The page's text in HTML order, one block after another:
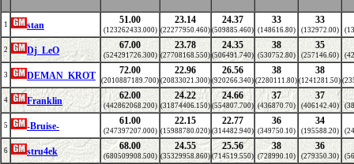
1 stan 51.00
(123262433.000)
23.14
(22277950.460)
24.37
(509885.460)
33
(148616.80)
33
(132972.00)
2 Dj_LeO 67.00
(524291726.300)
23.78
(27708168.550)
24.35
(506491.740)
38
(530752.80)
35
(257146.60)
3 DEMAN_KROT 72.00
(2010887189.700)
22.96
(20833021.300)
26.56
(920266.340)
38
(2280111.80)
38
(1241281.50)
4 Franklin 62.00
(442862068.200)
24.22
(31874406.150)
24.66
(554807.700)
37
(436870.70)
37
(406142.40)
5 -Bruise- 61.00
(247397207.000)
22.15
(15988780.020)
22.77
(314482.940)
36
(349750.10)
34
(195588.20)
6 stru4ek 68.00
(680509908.500)
24.55
(35329958.860)
25.56
(714519.550)
38
(728990.10)
36
(279350.30)